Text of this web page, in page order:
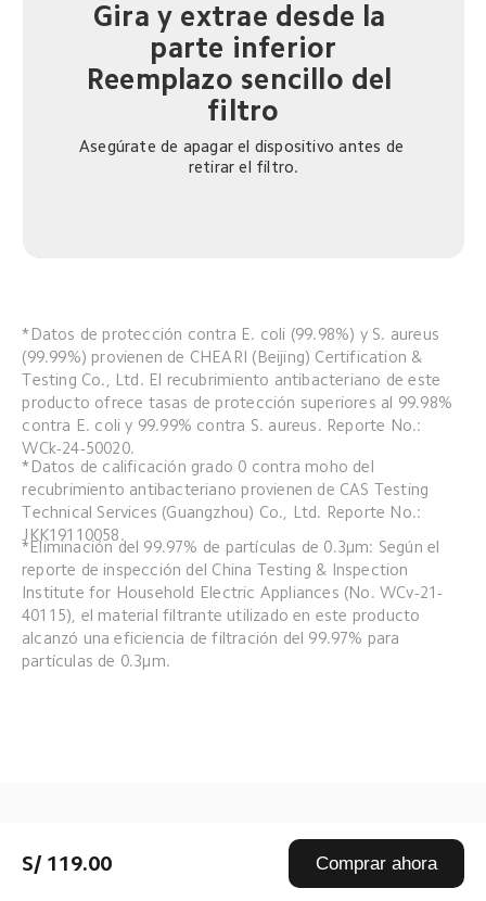
S/ 119.00 Comprar ahora
Gira y extrae desde la
parte inferior
Reemplazo sencillo del
filtro
Asegúrate de apagar el dispositivo antes de
retirar el filtro.
*Datos de protección contra E. coli (99.98%) y S. aureus
(99.99%) provienen de CHEARI (Beijing) Certification &
Testing Co., Ltd. El recubrimiento antibacteriano de este
producto ofrece tasas de protección superiores al 99.98%
contra E. coli y 99.99% contra S. aureus. Reporte No.:
WCk-24-50020.
*Datos de calificación grado 0 contra moho del
recubrimiento antibacteriano provienen de CAS Testing
Technical Services (Guangzhou) Co., Ltd. Reporte No.:
JKK19110058.
*Eliminación del 99.97% de partículas de 0.3μm: Según el
reporte de inspección del China Testing & Inspection
Institute for Household Electric Appliances (No. WCv-21-
40115), el material filtrante utilizado en este producto
alcanzó una eficiencia de filtración del 99.97% para
partículas de 0.3μm.